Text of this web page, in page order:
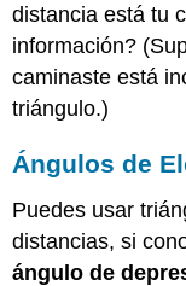
Elemento
interactivo
distancia está tu
información?
caminaste está
triángulo.)
Ángulos de
Puedes usar
distancias, si
ángulo de